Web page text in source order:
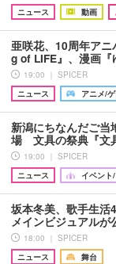
ニュース
動画
亜咲花、10周年ア
g of LIFE』、漫画
19:00 ｜ SPICER
ニュース
アニメ/
新潟にちなんだご当
場 文具の祭典『文
19:00 ｜ SPICER
ニュース
イベント
坂本冬美、歌手生活
メインビジュアル
18:00 ｜ SPICER
ニュース
舞台